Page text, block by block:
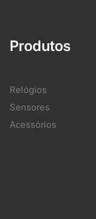
Produtos
Relógios
Sensores
Acessórios